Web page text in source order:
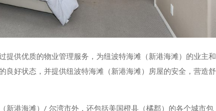
提供优质的物业管理服务，为纽波特海滩（新港海滩）的业主和
良好状态，并提供纽波特海滩（新港海滩）房屋的安全，营造舒
新港海滩）/ 尔湾市外，还包括美国橙县（橘郡）的各个城市包